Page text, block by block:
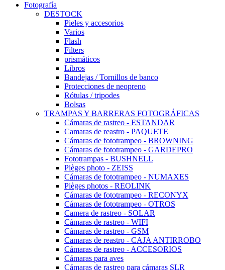
Fotografía
DESTOCK
Pieles y accesorios
Varios
Flash
Filters
prismáticos
Libros
Bandejas / Tornillos de banco
Protecciones de neopreno
Rótulas / tripodes
Bolsas
TRAMPAS Y BARRERAS FOTOGRÁFICAS
Cámaras de rastreo - ESTANDAR
Camaras de reastro - PAQUETE
Cámaras de fototrampeo - BROWNING
Cámaras de fototrampeo - GARDEPRO
Fototrampas - BUSHNELL
Pièges photo - ZEISS
Cámaras de fototrampeo - NUMAXES
Pièges photos - REOLINK
Cámaras de fototrampeo - RECONYX
Cámaras de fototrampeo - OTROS
Camera de rastreo - SOLAR
Cámaras de rastreo - WIFI
Cámaras de rastreo - GSM
Camaras de reastro - CAJA ANTIRROBO
Cámaras de rastreo - ACCESORIOS
Cámaras para aves
Cámaras de rastreo para cámaras SLR